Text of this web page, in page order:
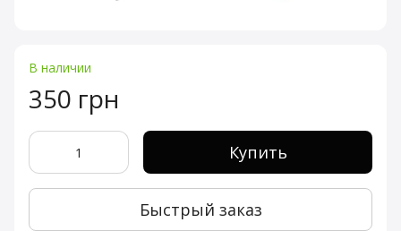
В наличии
350 грн
Купить
Быстрый заказ